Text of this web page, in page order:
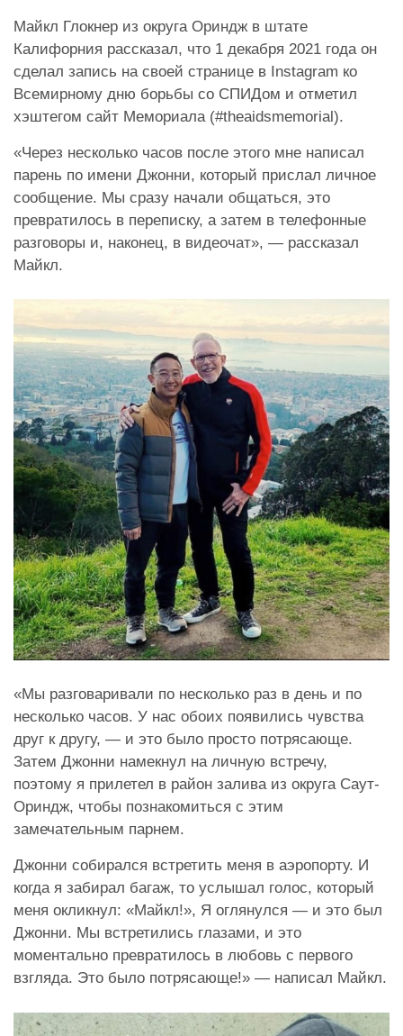
Майкл Глокнер из округа Ориндж в штате
Калифорния рассказал, что 1 декабря 2021 года он
сделал запись на своей странице в Instagram ко
Всемирному дню борьбы со СПИДом и отметил
хэштегом сайт Мемориала (#theaidsmemorial).
«Через несколько часов после этого мне написал
парень по имени Джонни, который прислал личное
сообщение. Мы сразу начали общаться, это
превратилось в переписку, а затем в телефонные
разговоры и, наконец, в видеочат», — рассказал
Майкл.
«Мы разговаривали по несколько раз в день и по
несколько часов. У нас обоих появились чувства
друг к другу, — и это было просто потрясающе.
Затем Джонни намекнул на личную встречу,
поэтому я прилетел в район залива из округа Саут-
Ориндж, чтобы познакомиться с этим
замечательным парнем.
Джонни собирался встретить меня в аэропорту. И
когда я забирал багаж, то услышал голос, который
меня окликнул: «Майкл!», Я оглянулся — и это был
Джонни. Мы встретились глазами, и это
моментально превратилось в любовь с первого
взгляда. Это было потрясающе!» — написал Майкл.